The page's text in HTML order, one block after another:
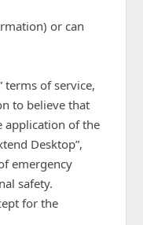
or can
terms of service,
to believe that
application of the
Desktop”,
emergency
safety.
for the